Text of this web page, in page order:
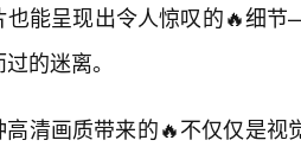
也能呈现出令人惊叹的🔥细
的迷离。
高清画质带来的🔥不仅仅是视